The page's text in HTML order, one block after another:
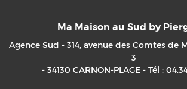
Ma Maison au Sud by
Agence Sud - 314, avenue des Comtes de
3
- 34130CARNON-PLAGE - Tél :